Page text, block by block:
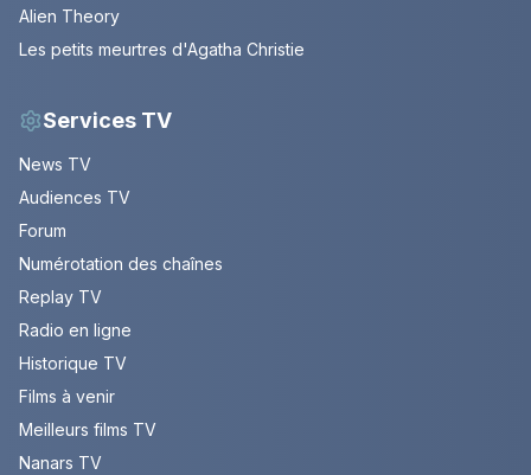
Alien Theory
Les petits meurtres d'Agatha Christie
Services TV
News TV
Audiences TV
Forum
Numérotation des chaînes
Replay TV
Radio en ligne
Historique TV
Films à venir
Meilleurs films TV
Nanars TV